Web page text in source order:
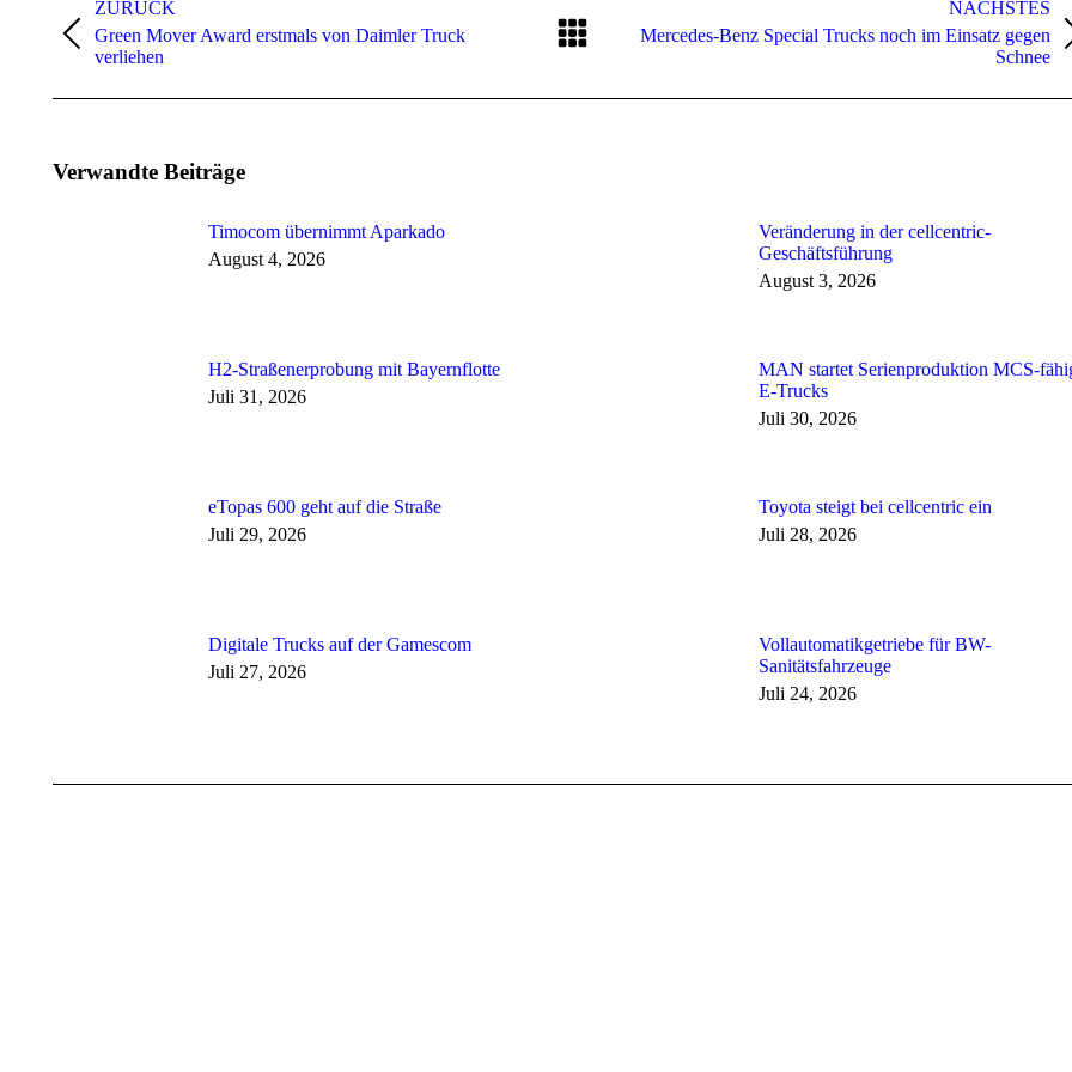
ZURÜCK
Vorheriger
Beitrag:
Green Mover Award erstmals von Daimler Truck
verliehen
NÄCHSTES
Nächster
Mercedes-Benz Special Trucks noch im Einsatz gegen
Schnee
Verwandte Beiträge
Timocom übernimmt Aparkado
August 4, 2026
Veränderung in der cellcentric-
Geschäftsführung
August 3, 2026
H2-Straßenerprobung mit Bayernflotte
Juli 31, 2026
MAN startet Serienproduktion MCS-
E-Trucks
Juli 30, 2026
eTopas 600 geht auf die Straße
Juli 29, 2026
Toyota steigt bei cellcentric ein
Juli 28, 2026
Digitale Trucks auf der Gamescom
Juli 27, 2026
Vollautomatikgetriebe für BW-
Sanitätsfahrzeuge
Juli 24, 2026